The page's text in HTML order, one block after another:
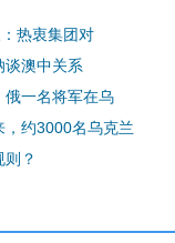
热衷集团对
谈澳中关系
俄一名将军在乌
约3000名乌克兰
？